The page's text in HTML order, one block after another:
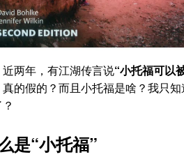
近两年，有江湖传言说“小托福可以
真的假的？而且小托福是啥？我只
是“小托福”